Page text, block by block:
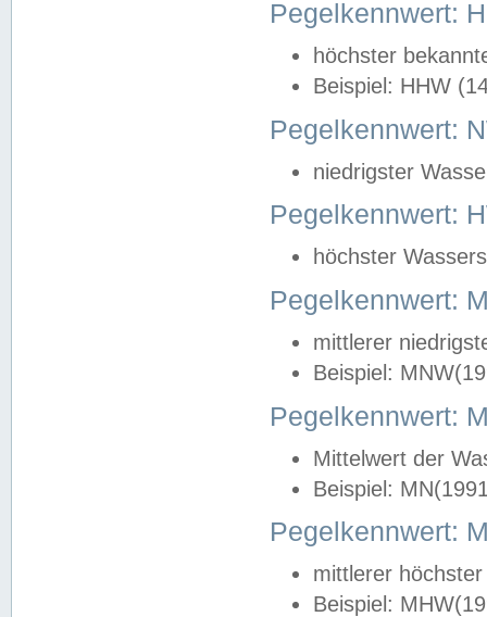
Pegelkennwert:
höchster
Beispiel: HHW
Pegelkennwert:
niedrigster
Pegelkennwert:
höchster
Pegelkennwert:
mittlerer
Beispiel:
Pegelkennwert:
Mittelwert der
Beispiel:
Pegelkennwert:
mittlerer
Beispiel: